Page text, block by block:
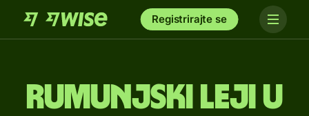
Registrirajte se
Rumunjski leji u